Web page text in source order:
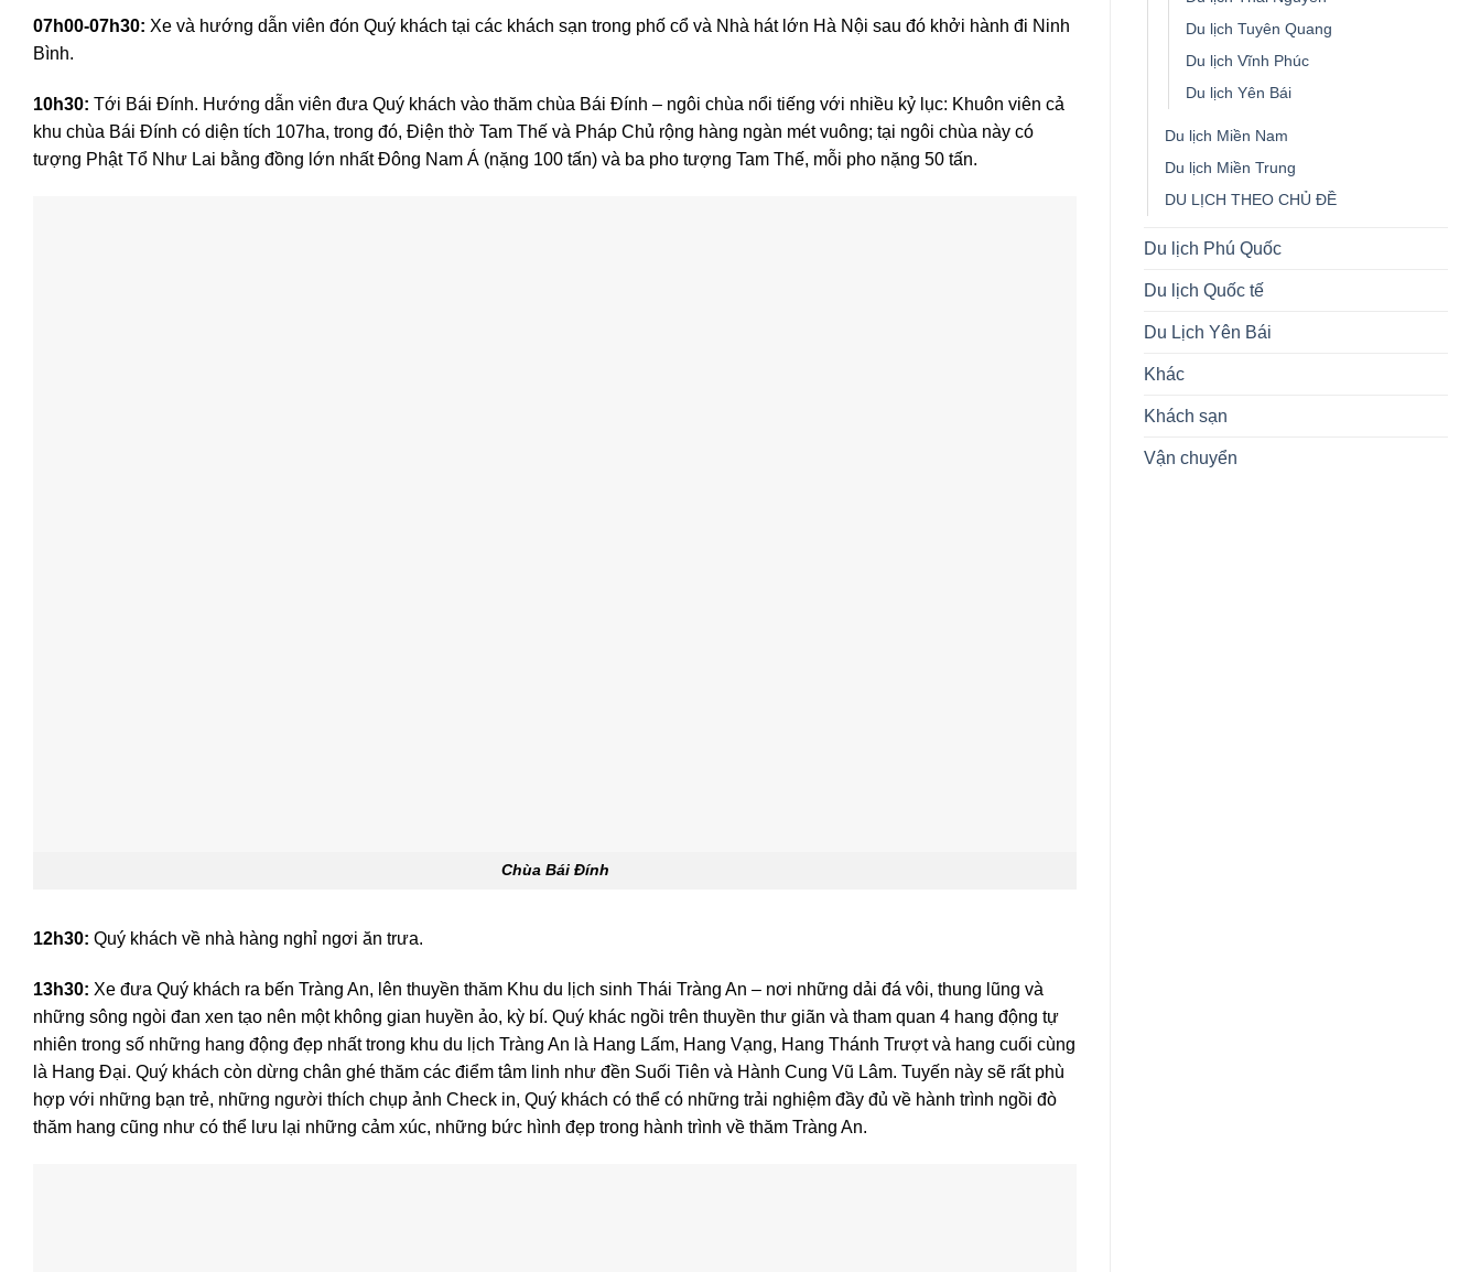
Du lịch Tuyên Quang
Du lịch Vĩnh Phúc
Du lịch Yên Bái
Du lịch Miền Nam
Du lịch Miền Trung
DU LỊCH THEO CHỦ ĐỀ
Du lịch Phú Quốc
Du lịch Quốc tế
Du Lịch Yên Bái
Khác
Khách sạn
Vận chuyển
07h00-07h30: Xe và hướng dẫn viên đón Quý khách tại các khách sạn trong phố cổ và Nhà hát lớn Hà Nội sau đó khởi hành đi Ninh
Bình.
10h30: Tới Bái Đính. Hướng dẫn viên đưa Quý khách vào thăm chùa Bái Đính – ngôi chùa nổi tiếng với nhiều kỷ lục: Khuôn viên cả
khu chùa Bái Đính có diện tích 107ha, trong đó, Điện thờ Tam Thế và Pháp Chủ rộng hàng ngàn mét vuông; tại ngôi chùa này có
tượng Phật Tổ Như Lai bằng đồng lớn nhất Đông Nam Á (nặng 100 tấn) và ba pho tượng Tam Thế, mỗi pho nặng 50 tấn.
Chùa Bái Đính
12h30: Quý khách về nhà hàng nghỉ ngơi ăn trưa.
13h30: Xe đưa Quý khách ra bến Tràng An, lên thuyền thăm Khu du lịch sinh Thái Tràng An – nơi những dải đá vôi, thung lũng và
những sông ngòi đan xen tạo nên một không gian huyền ảo, kỳ bí. Quý khác ngồi trên thuyền thư giãn và tham quan 4 hang động tự
nhiên trong số những hang động đẹp nhất trong khu du lịch Tràng An là Hang Lấm, Hang Vạng, Hang Thánh Trượt và hang cuối cùng
là Hang Đại. Quý khách còn dừng chân ghé thăm các điểm tâm linh như đền Suối Tiên và Hành Cung Vũ Lâm. Tuyến này sẽ rất phù
hợp với những bạn trẻ, những người thích chụp ảnh Check in, Quý khách có thể có những trải nghiệm đầy đủ về hành trình ngồi đò
thăm hang cũng như có thể lưu lại những cảm xúc, những bức hình đẹp trong hành trình về thăm Tràng An.